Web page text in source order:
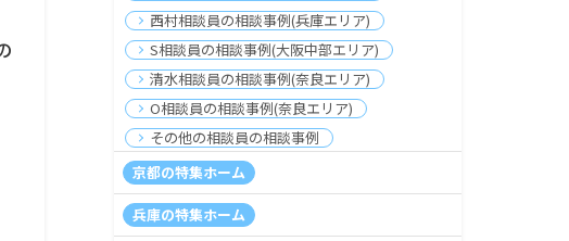
西村相談員の相談事例(兵庫エリア)
S相談員の相談事例(大阪中部エリア)
清水相談員の相談事例(奈良エリア)
O相談員の相談事例(奈良エリア)
その他の相談員の相談事例
京都の特集ホーム
兵庫の特集ホーム